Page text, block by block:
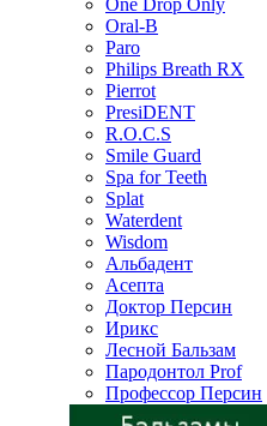
One Drop Only
Oral-B
Paro
Philips Breath RX
Pierrot
PresiDENT
R.O.C.S
Smile Guard
Spa for Teeth
Splat
Waterdent
Wisdom
Альбадент
Асепта
Доктор Персин
Ирикс
Лесной Бальзам
Пародонтол Prof
Профессор Персин